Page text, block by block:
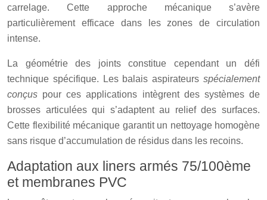
carrelage. Cette approche mécanique s’avère
particulièrement efficace dans les zones de circulation
intense.
La géométrie des joints constitue cependant un défi
technique spécifique. Les balais aspirateurs spécialement
conçus pour ces applications intègrent des systèmes de
brosses articulées qui s’adaptent au relief des surfaces.
Cette flexibilité mécanique garantit un nettoyage homogène
sans risque d’accumulation de résidus dans les recoins.
Adaptation aux liners armés 75/100ème
et membranes PVC